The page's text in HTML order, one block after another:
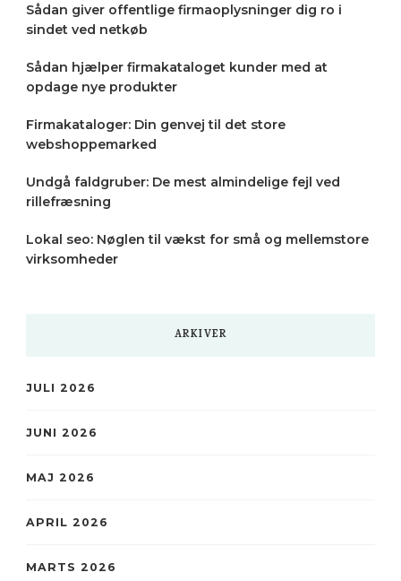
Sådan giver offentlige firmaoplysninger dig ro i
sindet ved netkøb
Sådan hjælper firmakataloget kunder med at
opdage nye produkter
Firmakataloger: Din genvej til det store
webshoppemarked
Undgå faldgruber: De mest almindelige fejl ved
rillefræsning
Lokal seo: Nøglen til vækst for små og mellemstore
virksomheder
ARKIVER
JULI 2026
JUNI 2026
MAJ 2026
APRIL 2026
MARTS 2026